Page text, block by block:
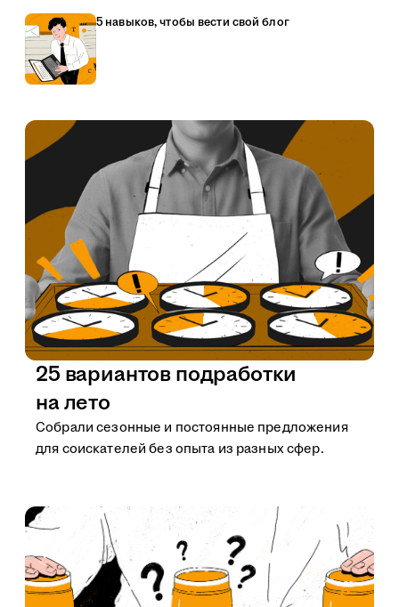
5 навыков, чтобы вести свой блог
25 вариантов подработки
на лето
Собрали сезонные и постоянные предложения
для соискателей без опыта из разных сфер.